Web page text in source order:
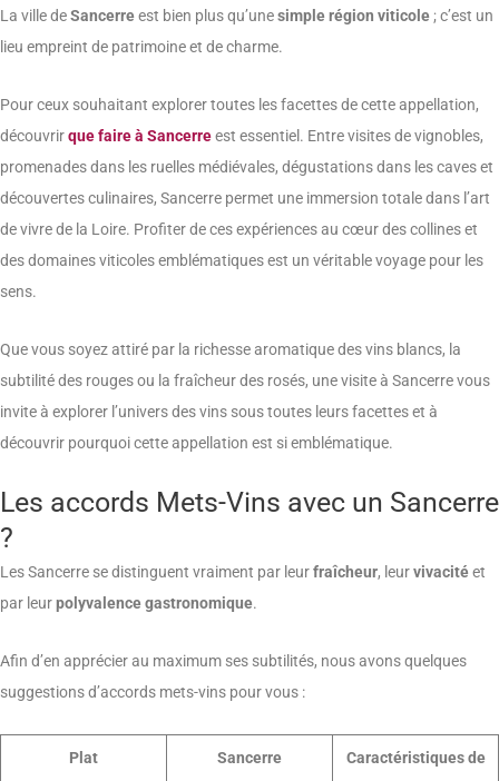
La ville deSancerreest bien plus qu’unesimple région viticole ; c’est un
lieu empreint de patrimoine et de charme.
Pour ceux souhaitant explorer toutes les facettes de cette appellation,
découvrirque faire à Sancerreest essentiel. Entre visites de vignobles,
promenades dans les ruelles médiévales, dégustations dans les caves et
découvertes culinaires, Sancerre permet une immersion totale dans l’art
de vivre de la Loire. Profiter de ces expériences au cœur des collines et
des domaines viticoles emblématiques est un véritable voyage pour les
sens.
Que vous soyez attiré par la richesse aromatique des vins blancs, la
subtilité des rouges ou la fraîcheur des rosés, une visite à Sancerre vous
invite à explorer l’univers des vins sous toutes leurs facettes et à
découvrir pourquoi cette appellation est si emblématique.
Les accords Mets-Vins avec un Sancerre
?
Les Sancerre se distinguent vraiment par leurfraîcheur, leurvivacitéet
par leurpolyvalence gastronomique.
Afin d’en apprécier au maximum ses subtilités, nous avons quelques
suggestions d’accords mets-vins pour vous :
Plat
Sancerre
Caractéristiques de